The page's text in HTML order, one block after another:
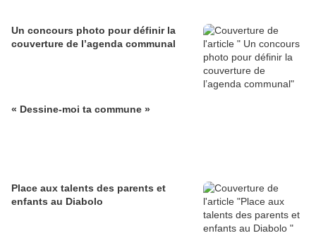
Un concours photo pour définir la
couverture de l’agenda communal
« Dessine-moi ta commune »
Place aux talents des parents et
enfants au Diabolo